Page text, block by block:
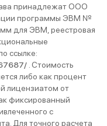
принадлежат ООО
программы ЭВМ №
для ЭВМ, реестровая
ссылке:
. Стоимость
либо как процент
лицензиатом от
фиксированный
с
Для точного расчета